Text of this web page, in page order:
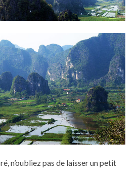
n’oubliez pas de laisser un petit